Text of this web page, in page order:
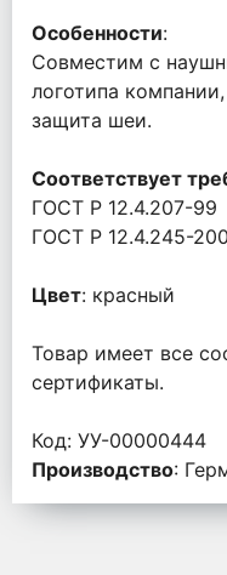
Особенности:
Совместим с
логотипа
защита шеи.
Соответствует
ГОСТ Р 12.4.207-99
ГОСТ Р 12.4.245-
Цвет: красный
Товар имеет все
сертификаты.
Код: УУ-00000444
Производство: